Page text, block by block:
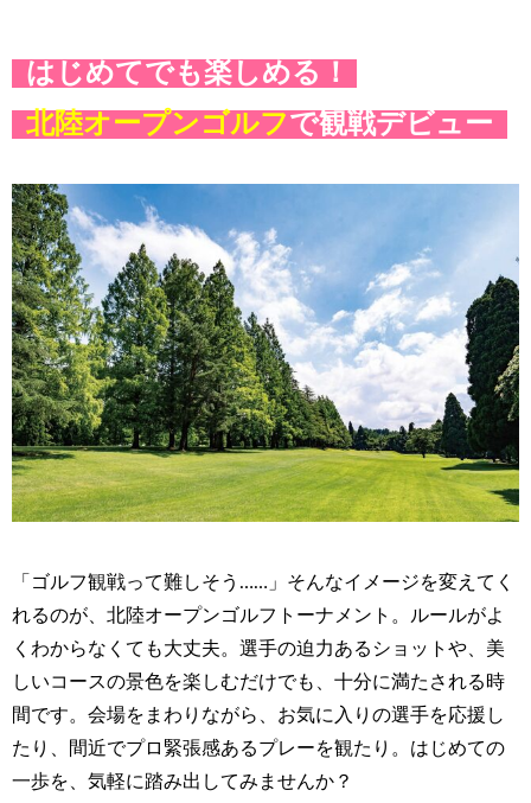
はじめてでも楽しめる！
北陸オープンゴルフで観戦デビュー
「ゴルフ観戦って難しそう……」そんなイメージを変えてく
れるのが、北陸オープンゴルフトーナメント。ルールがよ
くわからなくても大丈夫。選手の迫力あるショットや、美
しいコースの景色を楽しむだけでも、十分に満たされる時
間です。会場をまわりながら、お気に入りの選手を応援し
たり、間近でプロ緊張感あるプレーを観たり。はじめての
一歩を、気軽に踏み出してみませんか？